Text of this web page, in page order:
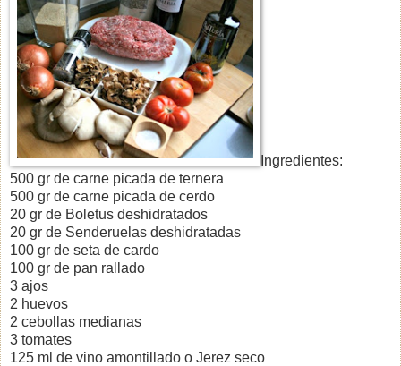
Ingredientes:
500 gr de carne picada de ternera
500 gr de carne picada de cerdo
20 gr de Boletus deshidratados
20 gr de Senderuelas deshidratadas
100 gr de seta de cardo
100 gr de pan rallado
3 ajos
2 huevos
2 cebollas medianas
3 tomates
125 ml de vino amontillado o Jerez seco